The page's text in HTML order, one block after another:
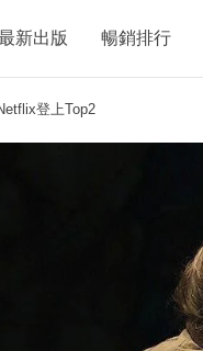
新出版 暢銷排行
登上Top2